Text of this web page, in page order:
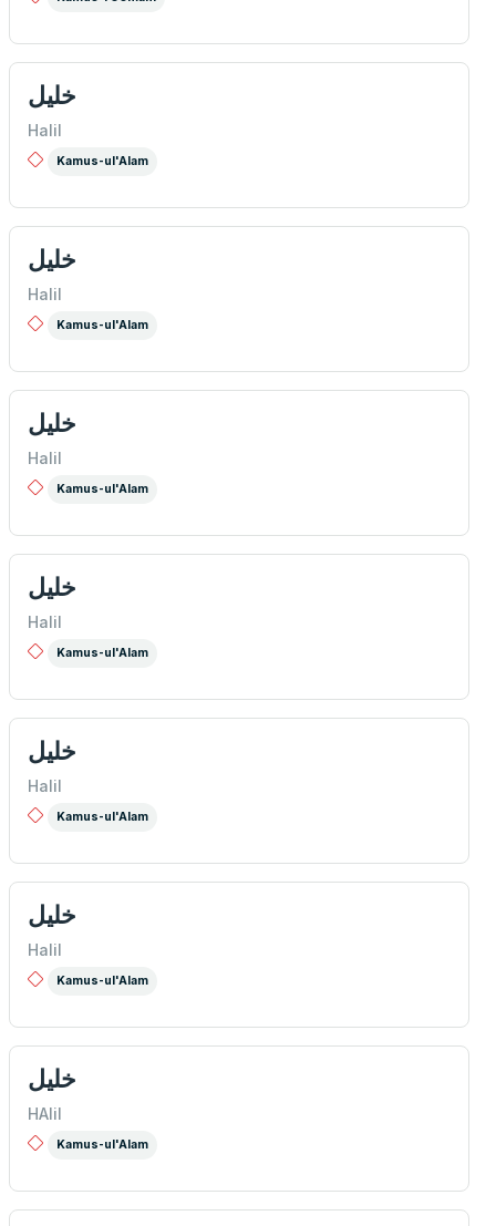
خلیل
Halil
Kamus-ul'Alam
خلیل
Halil
Kamus-ul'Alam
خلیل
Halil
Kamus-ul'Alam
خلیل
Halil
Kamus-ul'Alam
خليل
Halil
Kamus-ul'Alam
خليل
Halil
Kamus-ul'Alam
خليل
HAlil
Kamus-ul'Alam